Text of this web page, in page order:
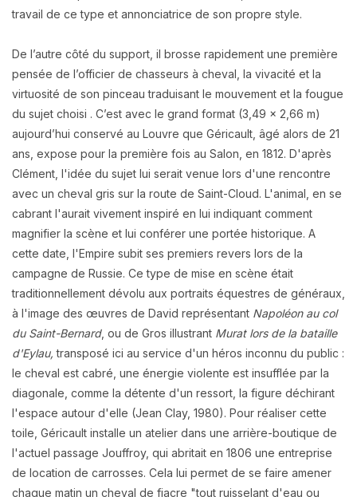
travail de ce type et annonciatrice de son propre style.
De l’autre côté du support, il brosse rapidement une première
pensée de l’officier de chasseurs à cheval, la vivacité et la
virtuosité de son pinceau traduisant le mouvement et la fougue
du sujet choisi . C’est avec le grand format (3,49 x 2,66 m)
aujourd’hui conservé au Louvre que Géricault, âgé alors de 21
ans, expose pour la première fois au Salon, en 1812. D'après
Clément, l'idée du sujet lui serait venue lors d'une rencontre
avec un cheval gris sur la route de Saint-Cloud. L'animal, en se
cabrant l'aurait vivement inspiré en lui indiquant comment
magnifier la scène et lui conférer une portée historique. A
cette date, l'Empire subit ses premiers revers lors de la
campagne de Russie. Ce type de mise en scène était
traditionnellement dévolu aux portraits équestres de généraux,
à l'image des œuvres de David représentant Napoléon au col
du Saint-Bernard, ou de Gros illustrant Murat lors de la bataille
d'Eylau, transposé ici au service d'un héros inconnu du public :
le cheval est cabré, une énergie violente est insufflée par la
diagonale, comme la détente d'un ressort, la figure déchirant
l'espace autour d'elle (Jean Clay, 1980). Pour réaliser cette
toile, Géricault installe un atelier dans une arrière-boutique de
l'actuel passage Jouffroy, qui abritait en 1806 une entreprise
de location de carrosses. Cela lui permet de se faire amener
chaque matin un cheval de fiacre "tout ruisselant d'eau ou